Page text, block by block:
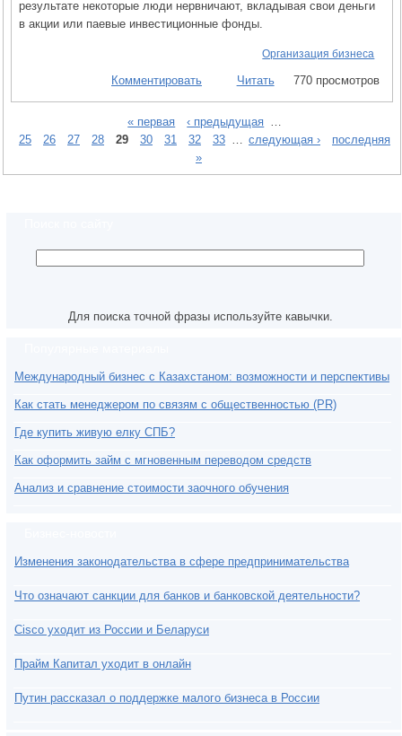
результате некоторые люди нервничают, вкладывая свои деньги
в акции или паевые инвестиционные фонды.
Организация бизнеса
Комментировать Читать 770 просмотров
« первая ‹ предыдущая
25
26 27 28 29 30 31 32 33 следующая ›
последняя
»
Для поиска точной фразы используйте кавычки.
Международный бизнес с Казахстаном: возможности и перспективы
Как стать менеджером по связям с общественностью (PR)
Где купить живую елку СПБ?
Как оформить займ с мгновенным переводом средств
Анализ и сравнение стоимости заочного обучения
Изменения законодательства в сфере предпринимательства
Что означают санкции для банков и банковской деятельности?
Cisco уходит из России и Беларуси
Прайм Капитал уходит в онлайн
Путин рассказал о поддержке малого бизнеса в России